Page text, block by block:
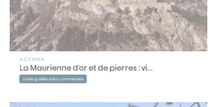
AGENDA
La Maurienne d’or et de pierres : vi…
Visite guidée et/ou commentée